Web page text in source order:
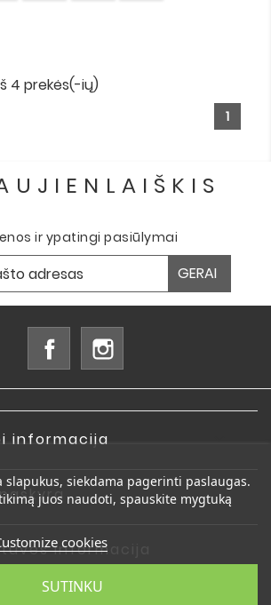
4 prekės(-ių)
1
ir ypatingi pasiūlymai
Facebook
informacija

informacija
slapukus, siekdama pagerinti paslaugas.
juos naudoti, spauskite mygtuką
cookies
SUTINKU